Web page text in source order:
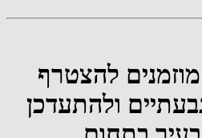
להצטרף
ולהתעדכן